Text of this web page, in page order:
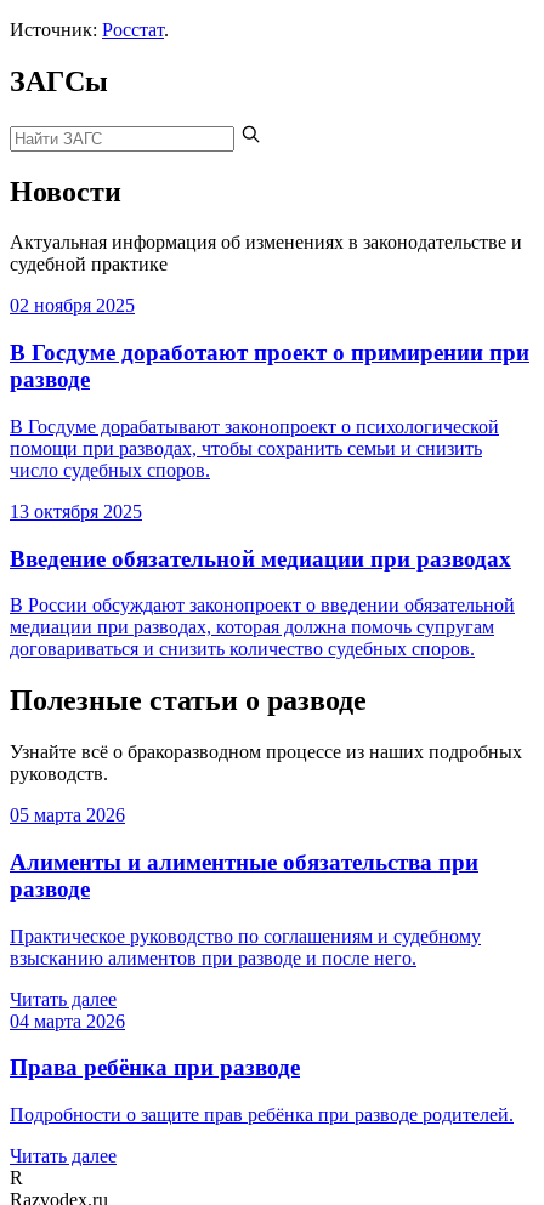
Источник: Росстат.
ЗАГСы
Новости
Актуальная информация об изменениях в законодательстве и
судебной практике
02 ноября 2025
В Госдуме доработают проект о примирении при
разводе
В Госдуме дорабатывают законопроект о психологической
помощи при разводах, чтобы сохранить семьи и снизить
число судебных споров.
13 октября 2025
Введение обязательной медиации при разводах
В России обсуждают законопроект о введении обязательной
медиации при разводах, которая должна помочь супругам
договариваться и снизить количество судебных споров.
Полезные статьи о разводе
Узнайте всё о бракоразводном процессе из наших подробных
руководств.
05 марта 2026
Алименты и алиментные обязательства при
разводе
Практическое руководство по соглашениям и судебному
взысканию алиментов при разводе и после него.
Читать далее
04 марта 2026
Права ребёнка при разводе
Подробности о защите прав ребёнка при разводе родителей.
Читать далее
R
Razvodex.ru